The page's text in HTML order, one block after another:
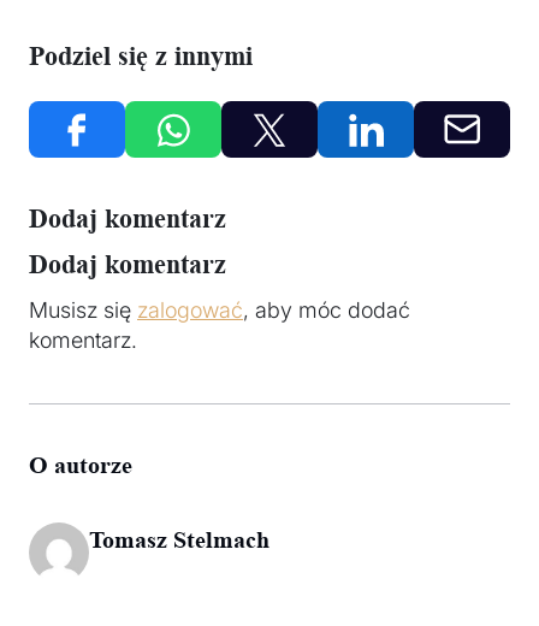
Podziel się z innymi
Dodaj komentarz
Dodaj komentarz
Musisz się zalogować, aby móc dodać
komentarz.
O autorze
Tomasz Stelmach